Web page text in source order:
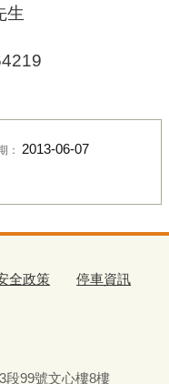
生
： 2013-06-07
全政策 停車資訊
段99號文心樓8樓